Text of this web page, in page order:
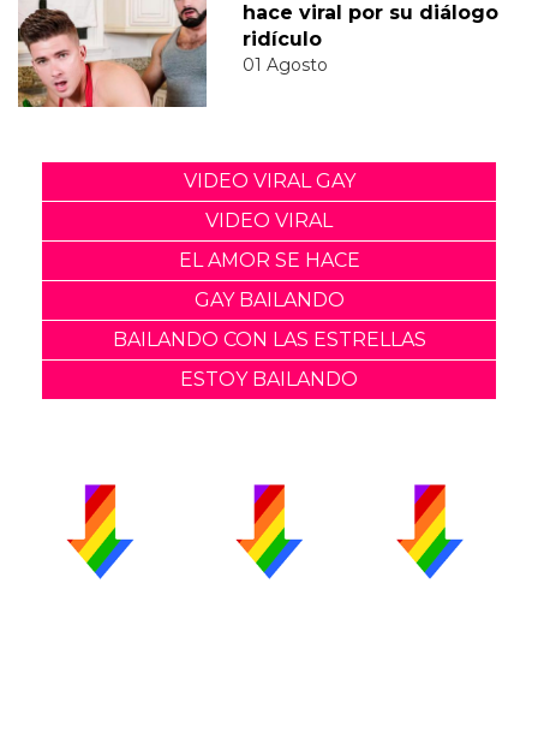
hace viral por su diálogo
ridículo
01 Agosto
VIDEO VIRAL GAY
VIDEO VIRAL
EL AMOR SE HACE
GAY BAILANDO
BAILANDO CON LAS ESTRELLAS
ESTOY BAILANDO